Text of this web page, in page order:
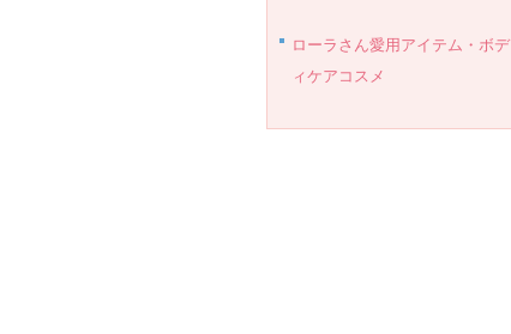
ローラさん愛用アイテム・ボデ
ィケアコスメ